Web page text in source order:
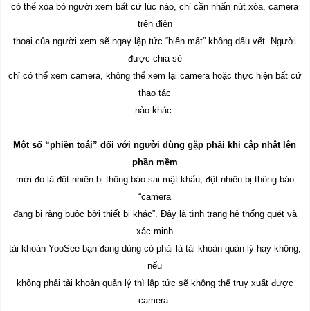
có thể xóa bỏ người xem bất cứ lúc nào, chỉ cần nhấn nút xóa, camera
trên điện
thoại của người xem sẽ ngay lập tức “biến mất” không dấu vết. Người
được chia sẻ
chỉ có thể xem camera, không thể xem lại camera hoặc thực hiện bất cứ
thao tác
nào khác.
Một số “phiền toái” đối với người dùng gặp phải khi cập nhật lên
phần mềm
mới đó là đột nhiên bị thông báo sai mật khẩu, đột nhiên bị thông báo
“camera
đang bị ràng buộc bởi thiết bị khác”. Đây là tình trạng hệ thống quét và
xác minh
tài khoản YooSee bạn đang dùng có phải là tài khoản quản lý hay không,
nếu
không phải tài khoản quản lý thì lập tức sẽ không thể truy xuất được
camera.